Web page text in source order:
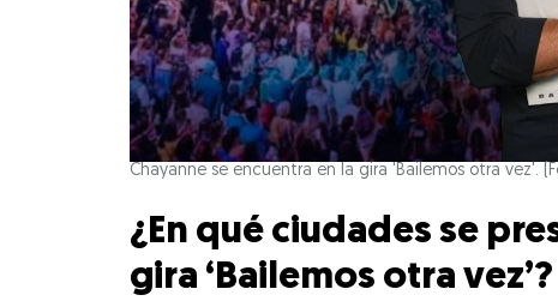
Chayanne se encuentra en la gira 'Bailemos otra vez'.
¿En qué ciudades se
gira ‘Bailemos otra vez’?